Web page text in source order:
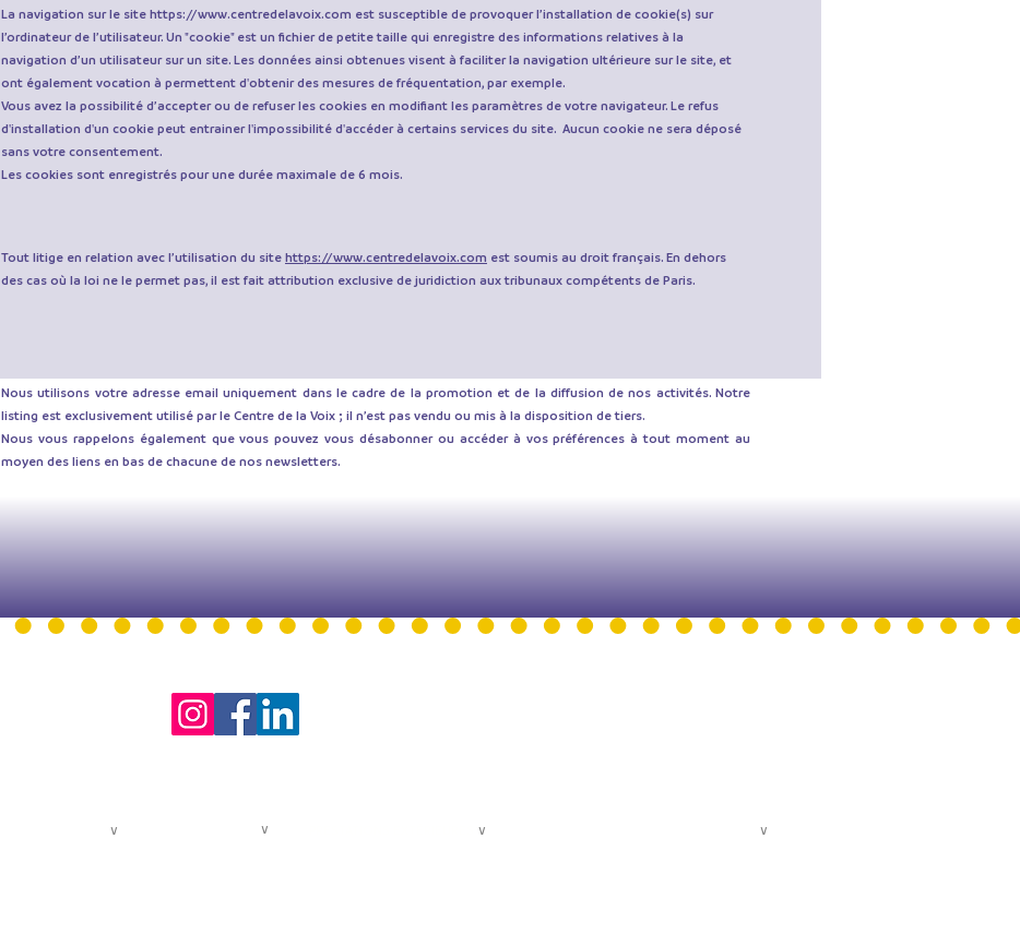
La navigation sur le site https://www.centredelavoix.com est susceptible de provoquer l’installation de cookie(s) sur
l’ordinateur de l’utilisateur. Un "cookie" est un fichier de petite taille qui enregistre des informations relatives à la
navigation d’un utilisateur sur un site. Les données ainsi obtenues visent à faciliter la navigation ultérieure sur le site, et
ont également vocation à permettent d'obtenir des mesures de fréquentation, par exemple.
Vous avez la possibilité d’accepter ou de refuser les cookies en modifiant les paramètres de votre navigateur. Le refus
d'installation d'un cookie peut entrainer l'impossibilité d'accéder à certains services du site. Aucun cookie ne sera déposé
sans votre consentement.
Les cookies sont enregistrés pour une durée maximale de 6 mois.
Tout litige en relation avec l’utilisation du site https://www.centredelavoix.com est soumis au droit français. En dehors
des cas où la loi ne le permet pas, il est fait attribution exclusive de juridiction aux tribunaux compétents de Paris.
Nous utilisons votre adresse email uniquement dans le cadre de la promotion et de la diffusion de nos activités. Notre
listing est exclusivement utilisé par le Centre de la Voix ; il n’est pas vendu ou mis à la disposition de tiers.
Nous vous rappelons également que vous pouvez vous désabonner ou accéder à vos préférences à tout moment au
moyen des liens en bas de chacune de nos newsletters.
∨
∨
∨
∨